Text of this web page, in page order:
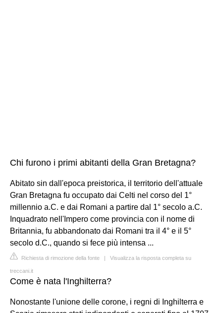
Chi furono i primi abitanti della Gran Bretagna?
Abitato sin dall'epoca preistorica, il territorio dell'attuale
Gran Bretagna fu occupato dai Celti nel corso del 1°
millennio a.C. e dai Romani a partire dal 1° secolo a.C.
Inquadrato nell'Impero come provincia con il nome di
Britannia, fu abbandonato dai Romani tra il 4° e il 5°
secolo d.C., quando si fece più intensa ...
Richiesta di rimozione della fonte | Visualizza la risposta completa su
treccani.it
Come è nata l'Inghilterra?
Nonostante l'unione delle corone, i regni di Inghilterra e